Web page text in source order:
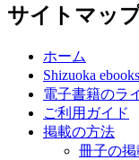
サイトマッ
ホーム
Shizuoka
電子書籍のラ
ご利用ガイド
掲載の方法
冊子の